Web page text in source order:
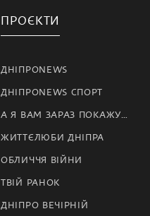
ПРОЄКТИ
ДНІПРОNEWS
ДНІПРОNEWS СПОРТ
А Я ВАМ ЗАРАЗ ПОКАЖУ…
ЖИТТЄЛЮБИ ДНІПРА
ОБЛИЧЧЯ ВІЙНИ
ТВІЙ РАНОК
ДНІПРО ВЕЧІРНІЙ